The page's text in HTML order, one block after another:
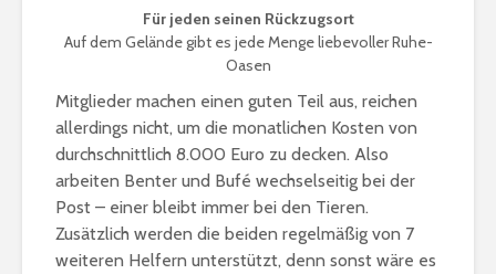
Für jeden seinen Rückzugsort
Auf dem Gelände gibt es jede Menge liebevoller Ruhe-
Oasen
Mitglieder machen einen guten Teil aus, reichen
allerdings nicht, um die monatlichen Kosten von
durchschnittlich 8.000 Euro zu decken. Also
arbeiten Benter und Bufé wechselseitig bei der
Post – einer bleibt immer bei den Tieren.
Zusätzlich werden die beiden regelmäßig von 7
weiteren Helfern unterstützt, denn sonst wäre es